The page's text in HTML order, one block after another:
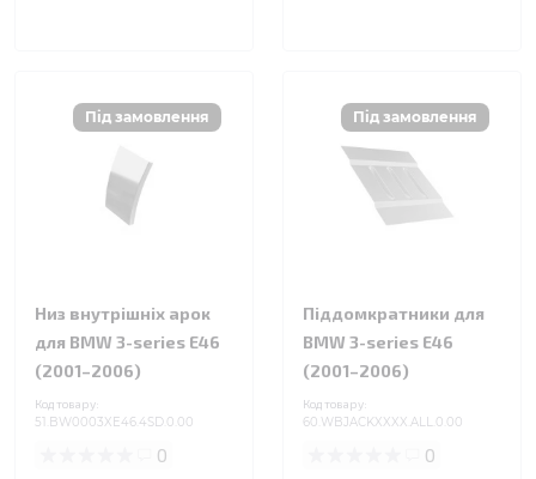
Низ внутрішніх арок
для BMW 3-series E46
(2001–2006)
Код товару:
51.BW0003XE46.4SD.0.00
0
Піддомкратники для
BMW 3-series E46
(2001–2006)
Код товару:
60.WBJACKXXXX.ALL.0.00
0